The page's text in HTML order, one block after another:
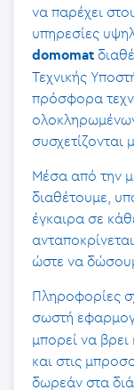
να παρέχει
υπηρεσίες
domomat
Τεχνικής
πρόσφορα
συσχετίζονται
Μέσα από την
διαθέτουμε,
έγκαιρα σε
ώστε να
Πληροφορίες
σωστή
μπορεί να
και στις
δωρεάν στα